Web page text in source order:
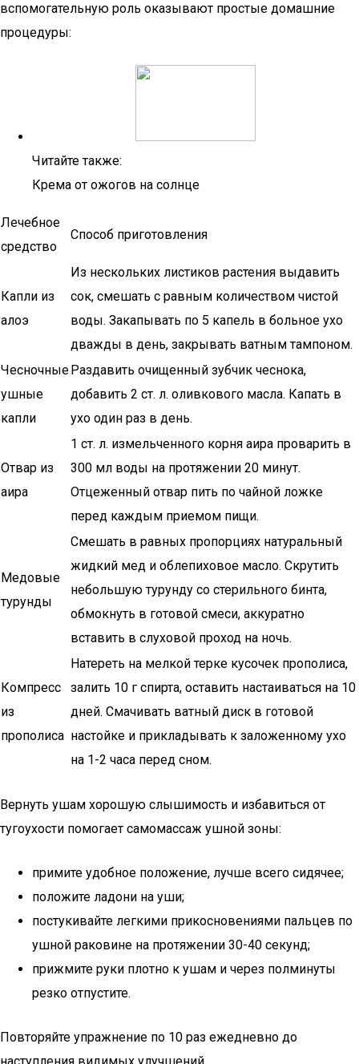
вспомогательную роль оказывают простые домашние
процедуры:
Читайте также:
Крема от ожогов на солнце
Лечебное
средство
Способ приготовления
Капли из
алоэ
Из нескольких листиков растения выдавить
сок, смешать с равным количеством чистой
воды. Закапывать по 5 капель в больное ухо
дважды в день, закрывать ватным тампоном.
Чесночные
ушные
капли
Раздавить очищенный зубчик чеснока,
добавить 2 ст. л. оливкового масла. Капать в
ухо один раз в день.
Отвар из
аира
1 ст. л. измельченного корня аира проварить в
300 мл воды на протяжении 20 минут.
Отцеженный отвар пить по чайной ложке
перед каждым приемом пищи.
Медовые
турунды
Смешать в равных пропорциях натуральный
жидкий мед и облепиховое масло. Скрутить
небольшую турунду со стерильного бинта,
обмокнуть в готовой смеси, аккуратно
вставить в слуховой проход на ночь.
Компресс
из
прополиса
Натереть на мелкой терке кусочек прополиса,
залить 10 г спирта, оставить настаиваться на 10
дней. Смачивать ватный диск в готовой
настойке и прикладывать к заложенному ухо
на 1-2 часа перед сном.
Вернуть ушам хорошую слышимость и избавиться от
тугоухости помогает самомассаж ушной зоны:
примите удобное положение, лучше всего сидячее;
положите ладони на уши;
постукивайте легкими прикосновениями пальцев по
ушной раковине на протяжении 30-40 секунд;
прижмите руки плотно к ушам и через полминуты
резко отпустите.
Повторяйте упражнение по 10 раз ежедневно до